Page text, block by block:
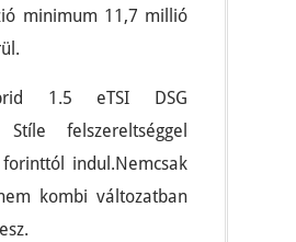
minimum 11,7 millió
1.5 eTSI DSG
Stíle felszereltséggel
indul.Nemcsak
kombi változatban